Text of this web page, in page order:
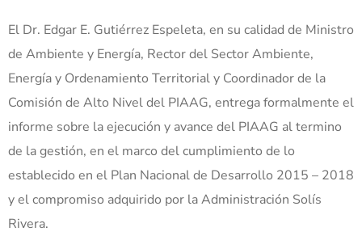
El Dr. Edgar E. Gutiérrez Espeleta, en su calidad de Ministro
de Ambiente y Energía, Rector del Sector Ambiente,
Energía y Ordenamiento Territorial y Coordinador de la
Comisión de Alto Nivel del PIAAG, entrega formalmente el
informe sobre la ejecución y avance del PIAAG al termino
de la gestión, en el marco del cumplimiento de lo
establecido en el Plan Nacional de Desarrollo 2015 – 2018
y el compromiso adquirido por la Administración Solís
Rivera.